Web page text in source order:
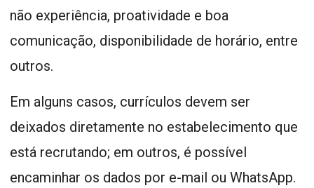
não experiência, proatividade e boa
comunicação, disponibilidade de horário, entre
outros.
Em alguns casos, currículos devem ser
deixados diretamente no estabelecimento que
está recrutando; em outros, é possível
encaminhar os dados por e-mail ou WhatsApp.